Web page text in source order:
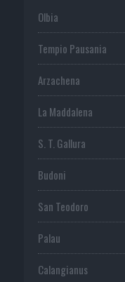
Olbia
Tempio Pausania
Arzachena
La Maddalena
S. T. Gallura
Budoni
San Teodoro
Palau
Calangianus